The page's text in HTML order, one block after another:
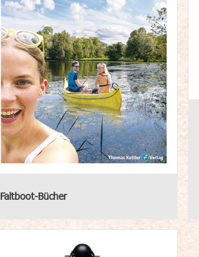
Faltboot-Bücher